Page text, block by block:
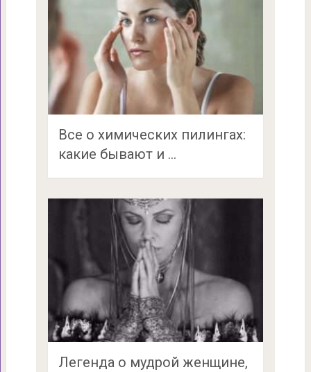
Все о химических пилингах:
какие бывают и …
Легенда о мудрой женщине,